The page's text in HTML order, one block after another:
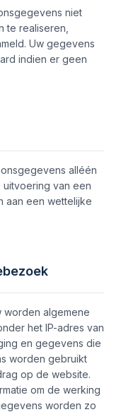
niet
te realiseren,
Uw gegevens
indien er geen
alléén
van een
aan een wettelijke
worden algemene
het IP-adres van
en gegevens die
worden gebruikt
op de website.
om de werking
worden zo